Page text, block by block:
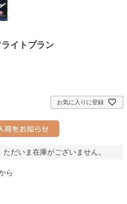
イトプラン
お気に入りに登録
だいま在庫がございません。
ら